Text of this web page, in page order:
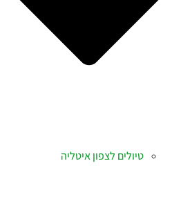
טיולים לצפון איטליה